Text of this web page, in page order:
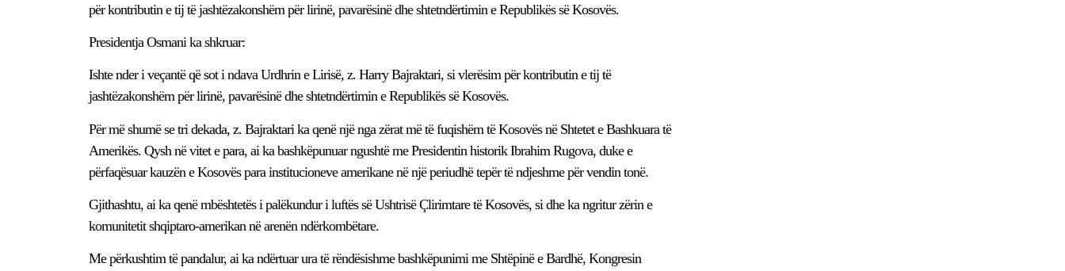
për kontributin e tij të jashtëzakonshëm për lirinë, pavarësinë dhe shtetndërtimin e Republikës së Kosovës.
Presidentja Osmani ka shkruar:
Ishte nder i veçantë që sot i ndava Urdhrin e Lirisë, z. Harry Bajraktari, si vlerësim për kontributin e tij të
jashtëzakonshëm për lirinë, pavarësinë dhe shtetndërtimin e Republikës së Kosovës.
Për më shumë se tri dekada, z. Bajraktari ka qenë një nga zërat më të fuqishëm të Kosovës në Shtetet e Bashkuara të
Amerikës. Qysh në vitet e para, ai ka bashkëpunuar ngushtë me Presidentin historik Ibrahim Rugova, duke e
përfaqësuar kauzën e Kosovës para institucioneve amerikane në një periudhë tepër të ndjeshme për vendin tonë.
Gjithashtu, ai ka qenë mbështetës i palëkundur i luftës së Ushtrisë Çlirimtare të Kosovës, si dhe ka ngritur zërin e
komunitetit shqiptaro-amerikan në arenën ndërkombëtare.
Me përkushtim të pandalur, ai ka ndërtuar ura të rëndësishme bashkëpunimi me Shtëpinë e Bardhë, Kongresin